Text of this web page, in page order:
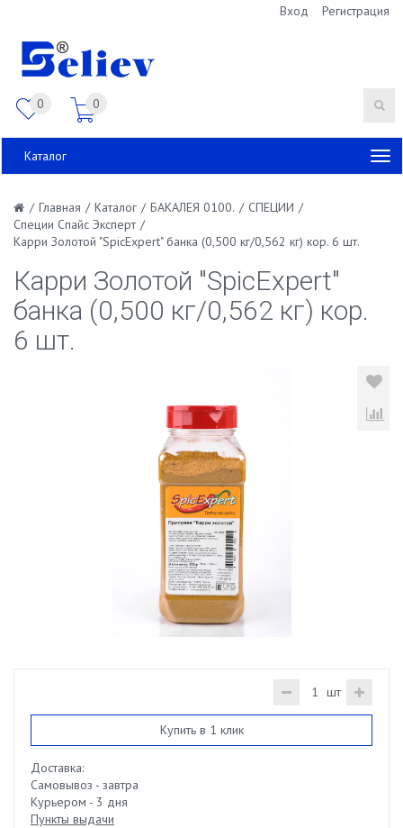
Вход Регистрация
0 0
Каталог
/ Главная / Каталог / БАКАЛЕЯ 0100. / СПЕЦИИ /
Специи Спайс Эксперт /
Карри Золотой "SpicExpert" банка (0,500 кг/0,562 кг) кор. 6 шт.
Карри Золотой "SpicExpert"
банка (0,500 кг/0,562 кг) кор.
6 шт.
шт
Купить в 1 клик
Доставка:
Самовывоз - завтра
Курьером - 3 дня
Пункты выдачи